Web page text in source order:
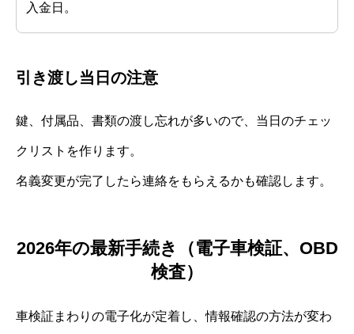
入金日。
引き渡し当日の注意
鍵、付属品、書類の渡し忘れが多いので、当日のチェッ
クリストを作ります。
名義変更が完了したら連絡をもらえるかも確認します。
2026年の最新手続き（電子車検証、OBD
検査）
車検証まわりの電子化が定着し、情報確認の方法が変わ